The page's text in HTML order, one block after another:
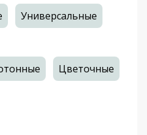
Универсальные
Цветочные